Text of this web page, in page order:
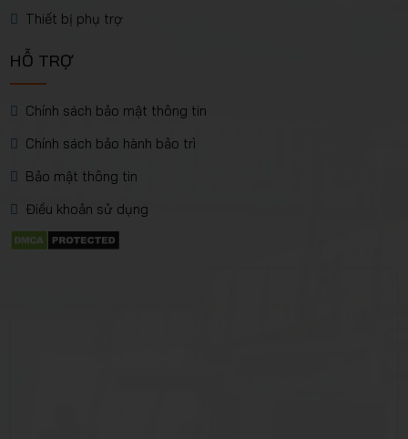
Thiết bị phụ trợ
HỖ TRỢ
Chính sách bảo mật thông tin
Chính sách bảo hành bảo trì
Bảo mật thông tin
Điều khoản sử dụng